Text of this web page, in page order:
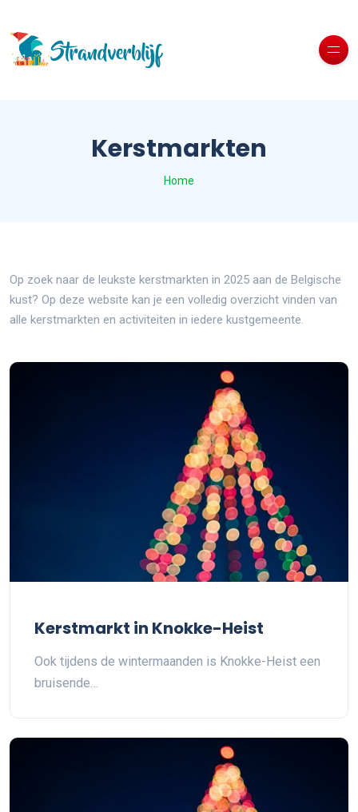
Kerstmarkten
Home
Op zoek naar de leukste kerstmarkten in 2025 aan de Belgische
kust? Op deze website kan je een volledig overzicht vinden van
alle kerstmarkten en activiteiten in iedere kustgemeente.
Kerstmarkt in Knokke-Heist
Ook tijdens de wintermaanden is Knokke-Heist een
bruisende…